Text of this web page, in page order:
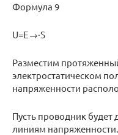
Формула 9
U=E→·S
Разместим
электростатическом
напряженности
Пусть проводник будет
линиям